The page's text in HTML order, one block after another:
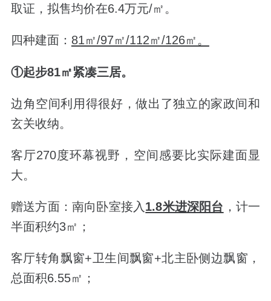
取证，拟售均价在6.4万元/㎡。
四种建面： 81㎡/97㎡/112㎡/126㎡。
①起步81㎡紧凑三居。
边角空间利用得很好，做出了独立的家政间和
玄关收纳。
客厅270度环幕视野，空间感要比实际建面显
大。
赠送方面：南向卧室接入 1.8米进深阳台 ，计一
半面积约3㎡；
客厅转角飘窗+卫生间飘窗+北主卧侧边飘窗，
总面积6.55㎡；